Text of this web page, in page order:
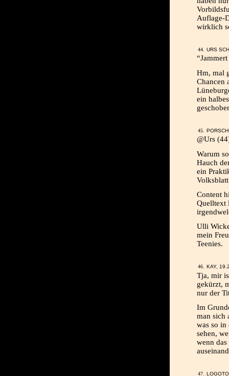
Auflage-
wirklich
URS
Hm, mal
Chancen
ein
@Urs
Warum
Hauch
ein
Content
Quelltext
Ulli
mein
Teenies.
KAY,
Tja, mir
gekürzt,
nur der
Im
man sich
was so in
sehen,
wenn